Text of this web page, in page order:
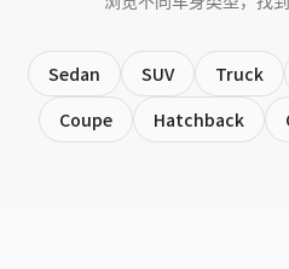
Sedan SUV Truck
Coupe
Hatchback